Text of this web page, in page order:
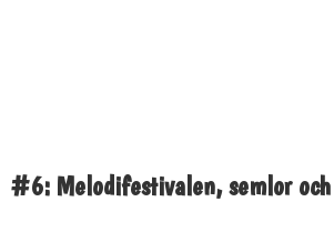
#6: Melodifestivalen, semlor